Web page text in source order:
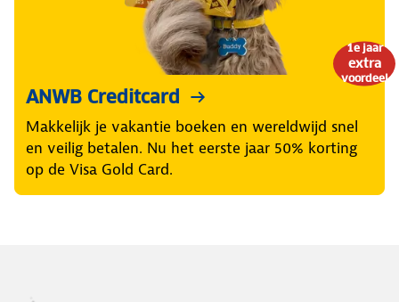
1e jaar
extra
voordeel
ANWB Creditcard
Makkelijk je vakantie boeken en wereldwijd snel
en veilig betalen. Nu het eerste jaar 50% korting
op de Visa Gold Card.